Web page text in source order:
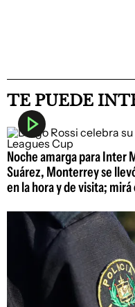
TE PUEDE
Noche amarga para Inter
Suárez, Monterrey se
en la hora y de visita;